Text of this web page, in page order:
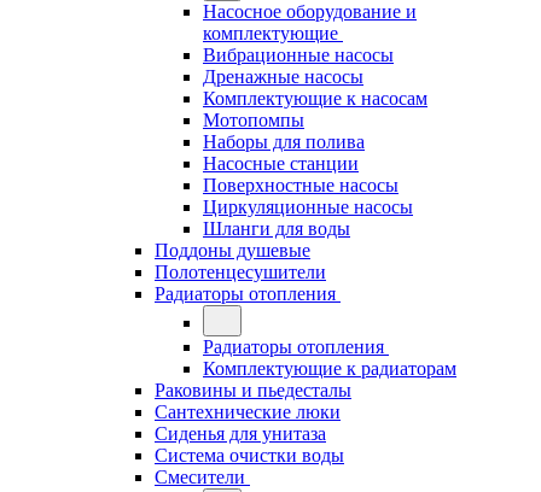
Насосное оборудование и
комплектующие
Вибрационные насосы
Дренажные насосы
Комплектующие к насосам
Мотопомпы
Наборы для полива
Насосные станции
Поверхностные насосы
Циркуляционные насосы
Шланги для воды
Поддоны душевые
Полотенцесушители
Радиаторы отопления
Радиаторы отопления
Комплектующие к радиаторам
Раковины и пьедесталы
Сантехнические люки
Сиденья для унитаза
Система очистки воды
Смесители